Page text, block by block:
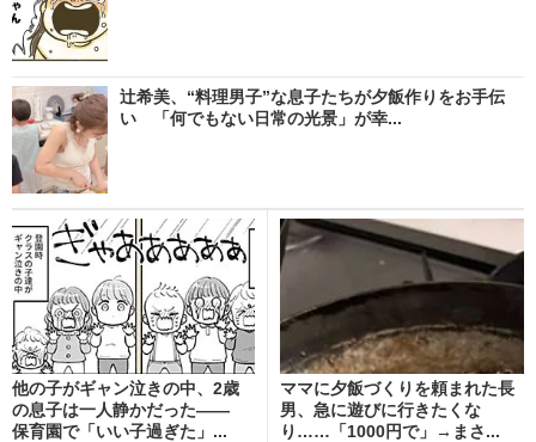
辻希美、“料理男子”な息子たちが夕飯作りをお手伝
い 「何でもない日常の光景」が幸...
他の子がギャン泣きの中、2歳
の息子は一人静かだった――
保育園で「いい子過ぎた」...
ママに夕飯づくりを頼まれた長
男、急に遊びに行きたくな
り……「1000円で」→まさ...